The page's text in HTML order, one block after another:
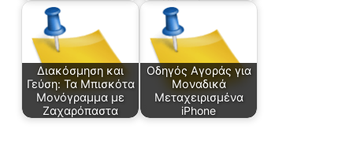
Διακόσμηση και
Γεύση: Τα Μπισκότα
Μονόγραμμα με
Ζαχαρόπαστα
Οδηγός Αγοράς για
Μοναδικά
Μεταχειρισμένα
iPhone